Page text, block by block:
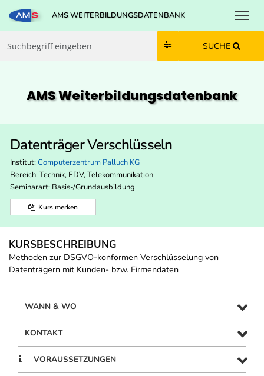
Zum Inhalt springen
Zum Navmenü springen
Zur Suche springen
Zur Footer springen
AMS WEITERBILDUNGSDATENBANK
SUCHE
AMS Weiterbildungs­datenbank
Datenträger Verschlüsseln
Institut: Computerzentrum Palluch KG
Bereich: Technik, EDV, Telekommunikation
Seminarart: Basis-/Grundausbildung
Kurs merken
KURSBESCHREIBUNG
Methoden zur DSGVO-konformen Verschlüsselung von
Datenträgern mit Kunden- bzw. Firmendaten
WANN & WO
KONTAKT
VORAUSSETZUNGEN